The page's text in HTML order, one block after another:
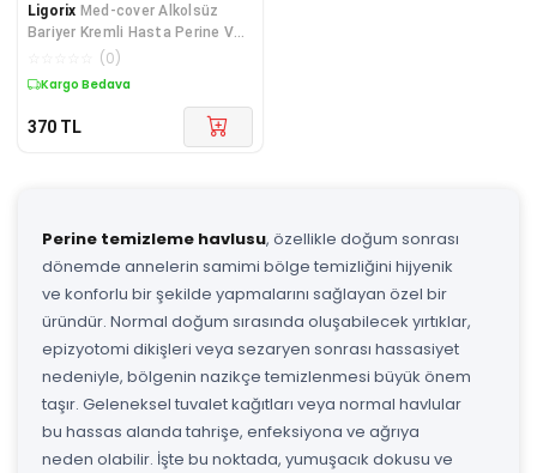
Ligorix Med-cover Alkolsüz
Bariyer Kremli Hasta Perine Ve
Vücut Temizleme Havlusu
(0)
Kargo Bedava
370 TL
Perine temizleme havlusu, özellikle doğum sonrası
dönemde annelerin samimi bölge temizliğini hijyenik
ve konforlu bir şekilde yapmalarını sağlayan özel bir
üründür. Normal doğum sırasında oluşabilecek yırtıklar,
epizyotomi dikişleri veya sezaryen sonrası hassasiyet
nedeniyle, bölgenin nazikçe temizlenmesi büyük önem
taşır. Geleneksel tuvalet kağıtları veya normal havlular
bu hassas alanda tahrişe, enfeksiyona ve ağrıya
neden olabilir. İşte bu noktada, yumuşacık dokusu ve